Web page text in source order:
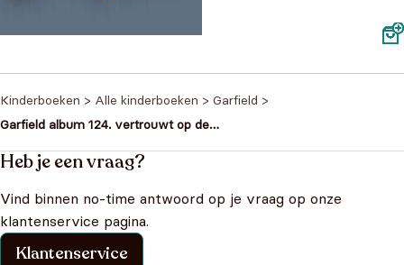
Kinderboeken > Alle kinderboeken > Garfield >
Garfield album 124. vertrouwt op de
Heb je een vraag?
Vind binnen no-time antwoord op je vraag op onze
klantenservice pagina.
Klantenservice